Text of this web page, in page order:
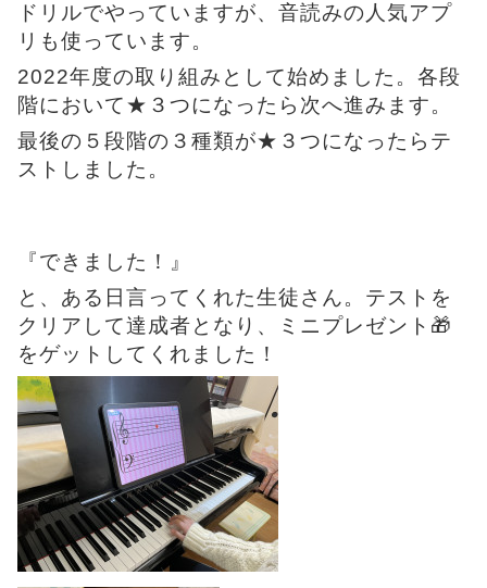
ドリルでやっていますが、音読みの人気アプ
リも使っています。
2022年度の取り組みとして始めました。各段
階において★３つになったら次へ進みます。
最後の５段階の３種類が★３つになったらテ
ストしました。
『できました！』
と、ある日言ってくれた生徒さん。テストを
クリアして達成者となり、ミニプレゼント🎁
をゲットしてくれました！